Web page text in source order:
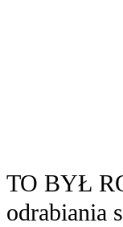
TO BYŁ
odrabiania